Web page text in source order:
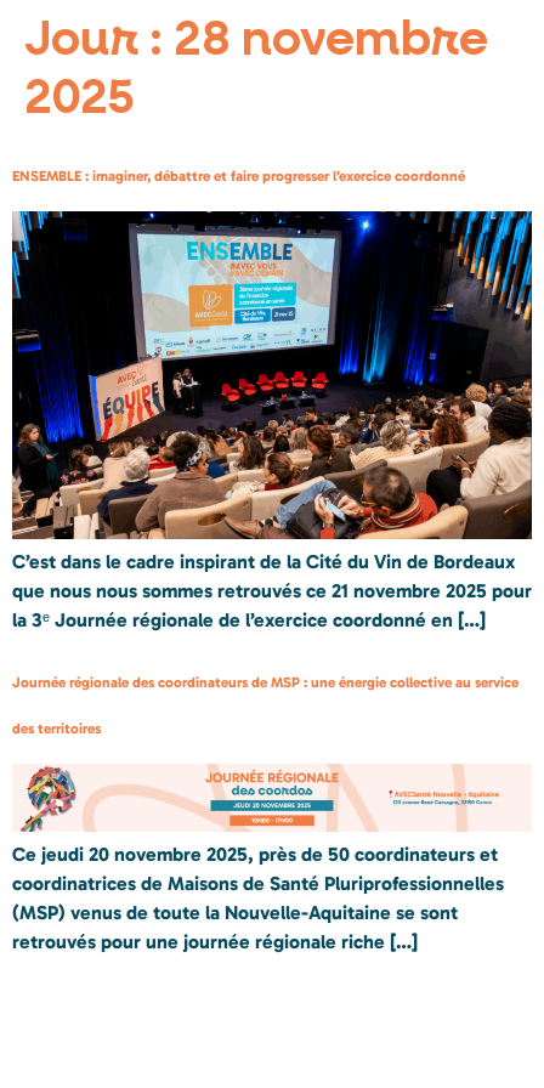
Jour : 28 novembre
2025
ENSEMBLE : imaginer, débattre et faire progresser l’exercice coordonné
C’est dans le cadre inspirant de la Cité du Vin de Bordeaux
que nous nous sommes retrouvés ce 21 novembre 2025 pour
la 3ᵉ Journée régionale de l’exercice coordonné en […]
Journée régionale des coordinateurs de MSP : une énergie collective au service
des territoires
Ce jeudi 20 novembre 2025, près de 50 coordinateurs et
coordinatrices de Maisons de Santé Pluriprofessionnelles
(MSP) venus de toute la Nouvelle-Aquitaine se sont
retrouvés pour une journée régionale riche […]